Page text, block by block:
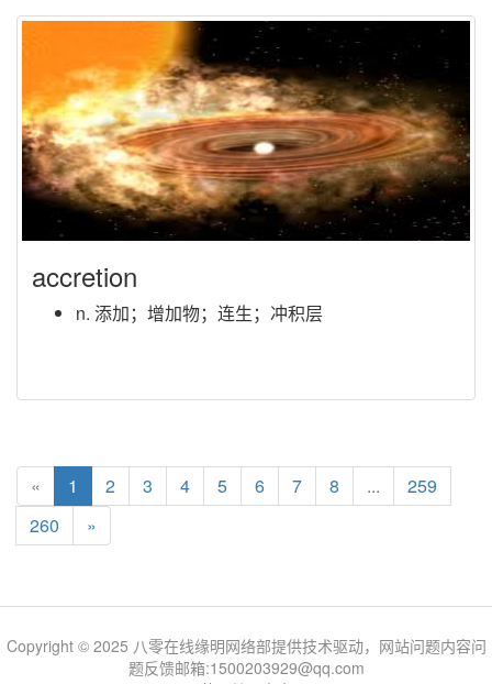
accretion
n. 添加；增加物；连生；冲积层
« 1 2 3 4 5 6 7 8 ...
259
260
»
Copyright © 2025 八零在线缘明网络部提供技术驱动，网站问题内容问
题反馈邮箱:1500203929@qq.com